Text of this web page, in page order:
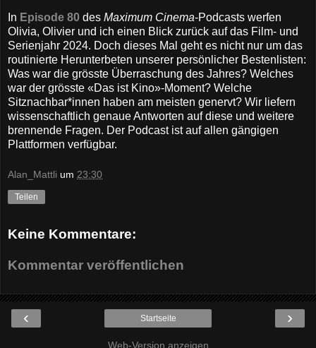
In Episode 80 des Maximum Cinema-Podcasts werfen
Olivia, Olivier und ich einen Blick zurück auf das Film- und
Serienjahr 2024. Doch dieses Mal geht es nicht nur um das
routinierte Herunterbeten unserer persönlicher Bestenlisten:
Was war die grösste Überraschung des Jahres? Welches
war der grösste «Das ist Kino»-Moment? Welche
Sitznachbar*innen haben am meisten genervt? Wir liefern
wissenschaftlich genaue Antworten auf diese und weitere
brennende Fragen. Der Podcast ist auf allen gängigen
Plattformen verfügbar.
Alan_Mattli um 23:30
Teilen
Keine Kommentare:
Kommentar veröffentlichen
‹ ›
Startseite
Web-Version anzeigen